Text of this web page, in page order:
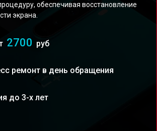
обеспечивая восстановление
экрана.
2700 руб
ремонт в день обращения
до 3-х лет